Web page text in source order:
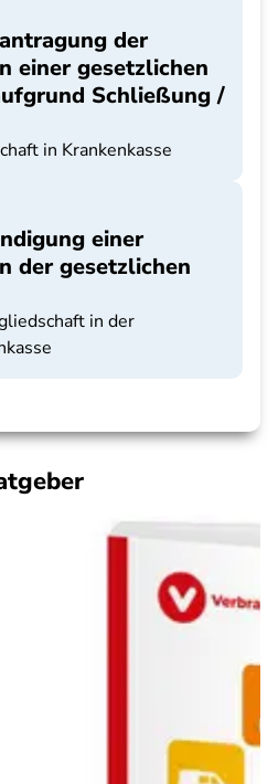
der
einer gesetzlichen
Schließung /
in Krankenkasse
einer
der gesetzlichen
in der